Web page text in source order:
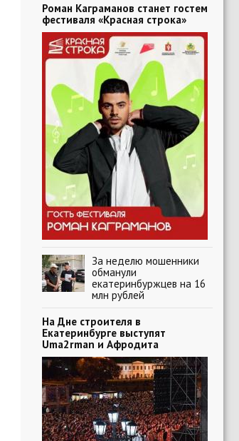
Роман Каграманов станет гостем
фестиваля «Красная строка»
За неделю мошенники
обманули
екатеринбуржцев на 16
млн рублей
На Дне строителя в
Екатеринбурге выступят
Uma2rman и Афродита